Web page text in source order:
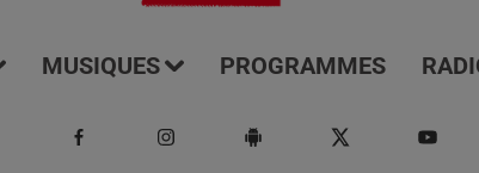
MUSIQUES PROGRAMMES